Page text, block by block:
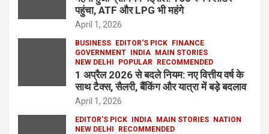
पहुंचा, ATF और LPG भी महंगे
April 1, 2026
BUSINESS EDITOR'S PICK
FINANCE
GOVERNMENT
INDIA
MAIN STORIES
NEW DELHI
POPULAR RECOMMENDED
1 अप्रैल 2026 से बदले नियम: नए वित्तीय वर्ष के
साथ टैक्स, सैलरी, बैंकिंग और यात्रा में बड़े बदलाव
April 1, 2026
EDITOR'S PICK INDIA MAIN STORIES
NATION
NEW DELHI
RECOMMENDED